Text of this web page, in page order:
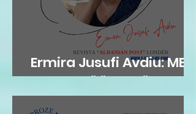
Ermira Jusufi Avdiu: ME
FLATRA TË ËNDRRËS